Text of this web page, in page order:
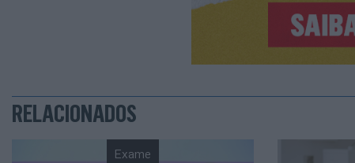
RELACIONADOS
Exame